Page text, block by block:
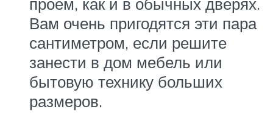
проем, как и в обычных дверях.
Вам очень пригодятся эти пара
сантиметром, если решите
занести в дом мебель или
бытовую технику больших
размеров.